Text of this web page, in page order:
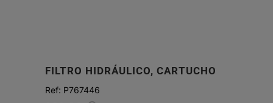
FILTRO HIDRÁULICO, CARTUCHO
Ref: P767446